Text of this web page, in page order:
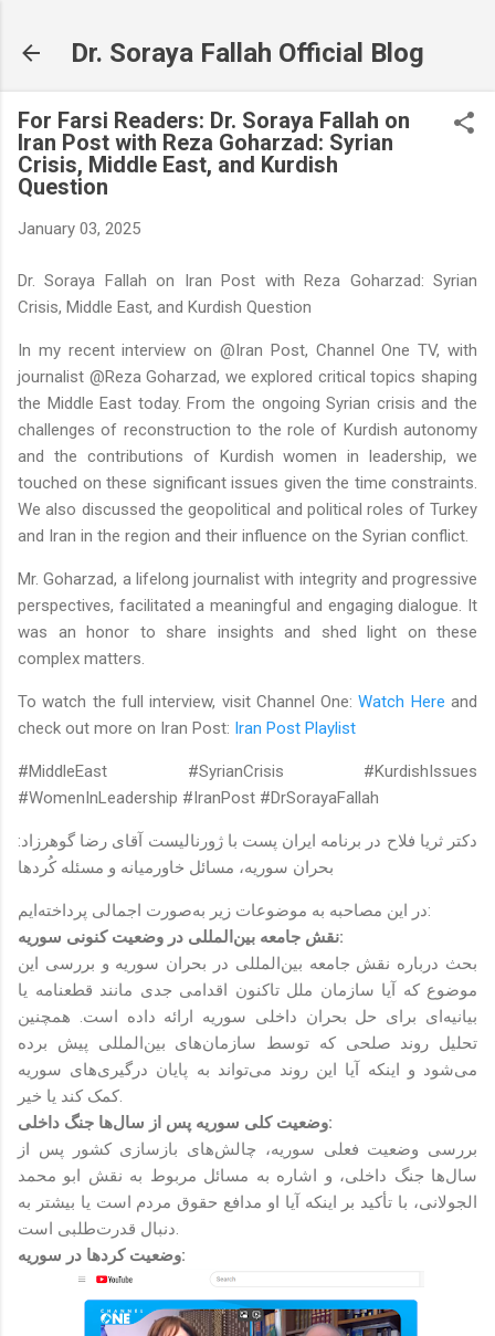
Dr. Soraya Fallah Official Blog
For Farsi Readers: Dr. Soraya Fallah on
Iran Post with Reza Goharzad: Syrian
Crisis, Middle East, and Kurdish
Question
January 03, 2025
Dr. Soraya Fallah on Iran Post with Reza Goharzad: Syrian
Crisis, Middle East, and Kurdish Question
In my recent interview on @Iran Post, Channel One TV, with
journalist @Reza Goharzad, we explored critical topics shaping
the Middle East today. From the ongoing Syrian crisis and the
challenges of reconstruction to the role of Kurdish autonomy
and the contributions of Kurdish women in leadership, we
touched on these significant issues given the time constraints.
We also discussed the geopolitical and political roles of Turkey
and Iran in the region and their influence on the Syrian conflict.
Mr. Goharzad, a lifelong journalist with integrity and progressive
perspectives, facilitated a meaningful and engaging dialogue. It
was an honor to share insights and shed light on these
complex matters.
To watch the full interview, visit Channel One:Watch Here and
check out more on Iran Post: Iran Post Playlist
#MiddleEast #SyrianCrisis #KurdishIssues
#WomenInLeadership #IranPost #DrSorayaFallah
دکتر ثریا فلاح در برنامه ایران پست با ژورنالیست آقای رضا گوهرزاد:
بحران سوریه، مسائل خاورمیانه و مسئله کُردها
در این مصاحبه به موضوعات زیر به‌صورت اجمالی پرداخته‌ایم:
نقش جامعه بین‌المللی در وضعیت کنونی سوریه:
بحث درباره نقش جامعه بین‌المللی در بحران سوریه و بررسی این
موضوع که آیا سازمان ملل تاکنون اقدامی جدی مانند قطعنامه یا
بیانیه‌ای برای حل بحران داخلی سوریه ارائه داده است. همچنین
تحلیل روند صلحی که توسط سازمان‌های بین‌المللی پیش برده
می‌شود و اینکه آیا این روند می‌تواند به پایان درگیری‌های سوریه
وضعیت کلی سوریه پس از سال‌ها جنگ داخلی:
بررسی وضعیت فعلی سوریه، چالش‌های بازسازی کشور پس از
سال‌ها جنگ داخلی، و اشاره به مسائل مربوط به نقش ابو محمد
الجولانی، با تأکید بر اینکه آیا او مدافع حقوق مردم است یا بیشتر به
وضعیت کردها در سوریه: